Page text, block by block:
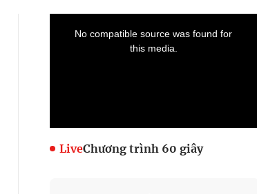
Doanh nhân Sài
Gòn
LiveChương trình 60 giây